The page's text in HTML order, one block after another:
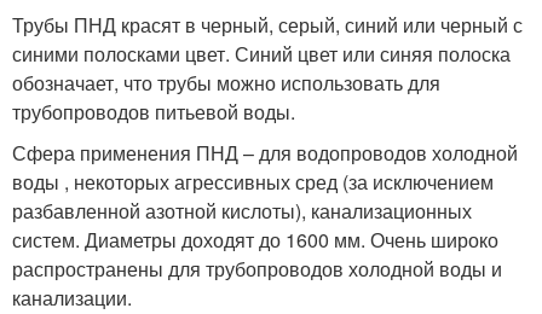
Трубы ПНД красят в черный, серый, синий или черный с
синими полосками цвет. Синий цвет или синяя полоска
обозначает, что трубы можно использовать для
трубопроводов питьевой воды.
Сфера применения ПНД – для водопроводов холодной
воды , некоторых агрессивных сред (за исключением
разбавленной азотной кислоты), канализационных
систем. Диаметры доходят до 1600 мм. Очень широко
распространены для трубопроводов холодной воды и
канализации.